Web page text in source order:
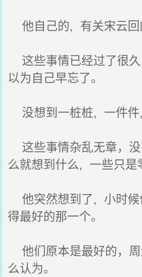
他自己的, 有关宋云回
这些事情已经过了很
以为自己早忘了。
没想到一桩桩, 一件件
这些事情杂乱无章，
么就想到什么, 一些只是
他突然想到了, 小时候
得最好的那一个。
他们原本是最好的，
么认为。